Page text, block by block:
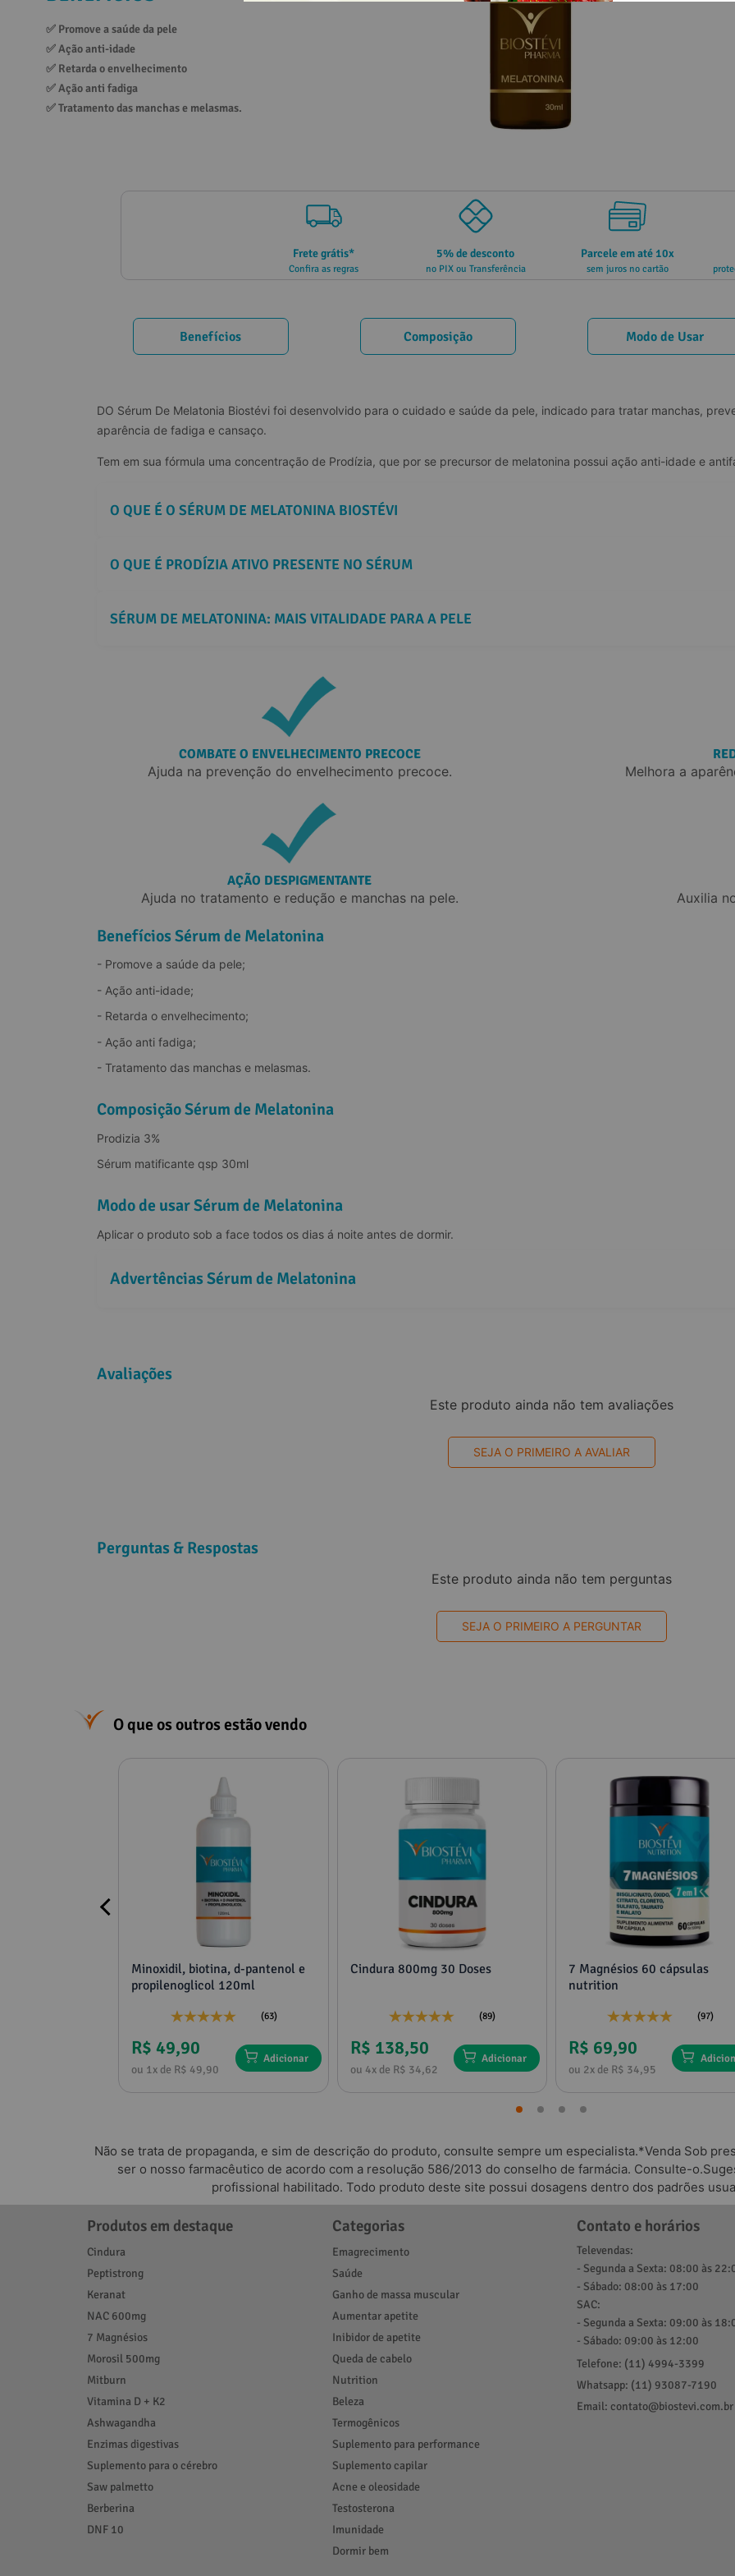
✅ Promove a saúde da pele
✅ Ação anti-idade
✅ Retarda o envelhecimento
✅ Ação anti fadiga
✅ Tratamento das manchas e melasmas.
Frete grátis*
Confira as regras
5% de desconto
no PIX ou Transferência
Parcele em até 10x
sem juros no cartão
Benefícios Composição Modo de Usar
DO Sérum De Melatonia Biostévi foi desenvolvido para o cuidado e saúde da pele, indicado para tratar manchas,
aparência de fadiga e cansaço.
Tem em sua fórmula uma concentração de Prodízia, que por se precursor de melatonina possui ação anti-idade e
O QUE É O SÉRUM DE MELATONINA BIOSTÉVI
O QUE É PRODÍZIA ATIVO PRESENTE NO SÉRUM
SÉRUM DE MELATONINA: MAIS VITALIDADE PARA A PELE
COMBATE O ENVELHECIMENTO PRECOCE
Ajuda na prevenção do envelhecimento precoce.
Melhora a
AÇÃO DESPIGMENTANTE
Ajuda no tratamento e redução e manchas na pele.
Auxilia
Benefícios Sérum de Melatonina
- Promove a saúde da pele;
- Ação anti-idade;
- Retarda o envelhecimento;
- Ação anti fadiga;
- Tratamento das manchas e melasmas.
Composição Sérum de Melatonina
Prodizia 3%
Sérum matificante qsp 30ml
Modo de usar Sérum de Melatonina
Aplicar o produto sob a face todos os dias á noite antes de dormir.
Advertências Sérum de Melatonina
Avaliações
Este produto ainda não tem avaliações
SEJA O PRIMEIRO A AVALIAR
Perguntas & Respostas
Este produto ainda não tem perguntas
SEJA O PRIMEIRO A PERGUNTAR
O que os outros estão vendo
Minoxidil, biotina, d-pantenol e
propilenoglicol 120ml
(63)
R$ 49,90
ou 1x de R$ 49,90
Adicionar
Cindura 800mg 30 Doses
(89)
R$ 138,50
ou 4x de R$ 34,62
Adicionar
7 Magnésios 60 cápsulas
nutrition
(97)
R$ 69,90
ou 2x de R$ 34,95
Não se trata de propaganda, e sim de descrição do produto, consulte sempre um especialista.*Venda Sob
ser o nosso farmacêutico de acordo com a resolução 586/2013 do conselho de farmácia. Consulte-
profissional habilitado. Todo produto deste site possui dosagens dentro dos padrões
Produtos em destaque
Cindura
Peptistrong
Keranat
NAC 600mg
7 Magnésios
Morosil 500mg
Mitburn
Vitamina D + K2
Ashwagandha
Enzimas digestivas
Suplemento para o cérebro
Saw palmetto
Berberina
DNF 10
Categorias
Emagrecimento
Saúde
Ganho de massa muscular
Aumentar apetite
Inibidor de apetite
Queda de cabelo
Nutrition
Beleza
Termogênicos
Suplemento para performance
Suplemento capilar
Acne e oleosidade
Testosterona
Imunidade
Dormir bem
Contato e horários
Televendas:
- Segunda a Sexta: 08:00 às
- Sábado: 08:00 às 17:00
SAC:
- Segunda a Sexta: 09:00 às
- Sábado: 09:00 às 12:00
Telefone: (11) 4994-3399
Whatsapp: (11) 93087-7190
Email: contato@biostevi.com.br